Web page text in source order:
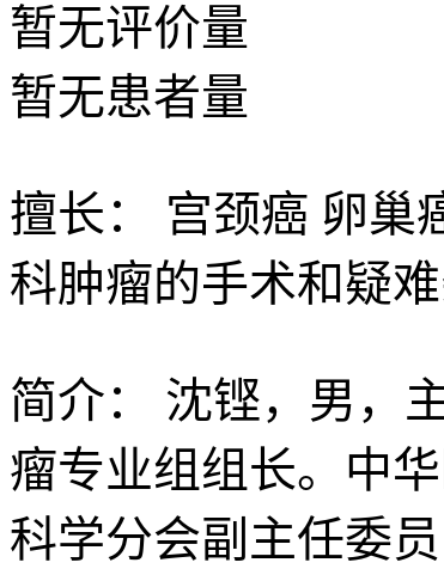
暂无评价量
暂无患者量
擅长：
宫颈癌 卵巢
科肿瘤的手术和疑
简介：
沈铿，男，
瘤专业组组长。中
科学分会副主任委